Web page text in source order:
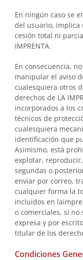
En ningún caso se
del usuario, implica
cesión total ni
IMPRENTA.
En consecuencia,
manipular el aviso
cualesquiera otros
derechos de LA
incorporados a los
técnicos de
cualesquiera
identificación que
Asimismo, está
explotar,
segundas o
enviar por correo,
cualquier forma la
incluidos en
o comerciales, si no
expresa y por
titular de los
Condiciones